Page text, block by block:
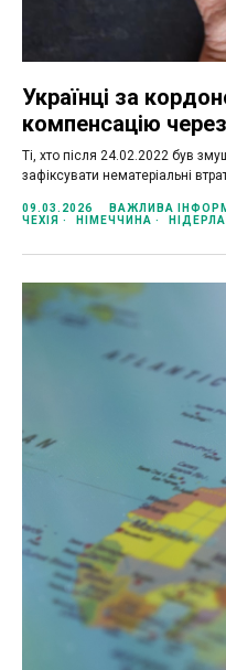
Українці за
компенсацію
Ті, хто після 24.02.2022 був
зафіксувати нематеріальні
09.03.2026 ВАЖЛИВА
ЧЕХІЯ
НІМЕЧЧИНА